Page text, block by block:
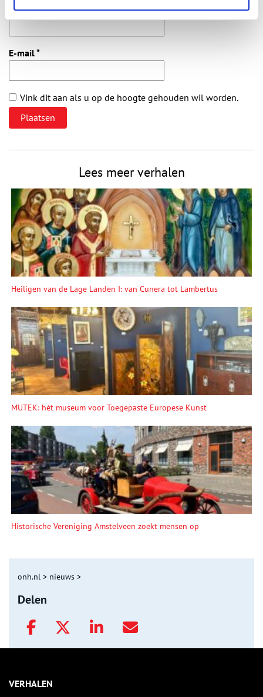
Naam*
E-mail*
Vink dit aan als u op de hoogte gehouden wil worden.
Lees meer verhalen
Heiligen van de Lage Landen I: van Cunera tot Lambertus
MUTEK: hét museum voor Toegepaste Europese Kunst
Historische Vereniging Amstelveen zoekt mensen op
onh.nl > nieuws >
Delen
VERHALEN